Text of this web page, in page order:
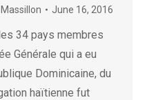
June 16, 2016
34 pays membres
Générale qui a eu
Dominicaine, du
haïtienne fut